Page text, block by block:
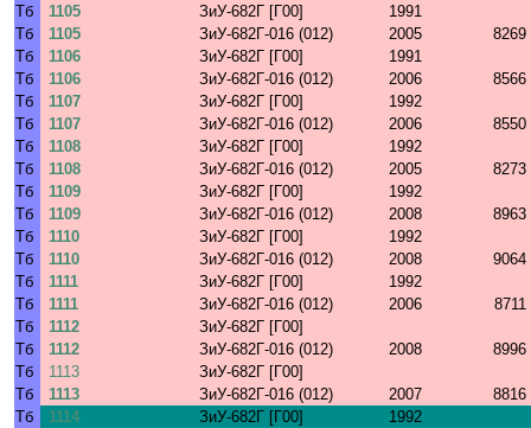
Тб
1105 ЗиУ-682Г [Г00]
1991
Тб
1105 ЗиУ-682Г-016 (012) 2005
8269
Тб
1106 ЗиУ-682Г [Г00]
1991
Тб
1106 ЗиУ-682Г-016 (012) 2006
8566
Тб
1107 ЗиУ-682Г [Г00]
1992
Тб
1107 ЗиУ-682Г-016 (012) 2006
8550
Тб
1108 ЗиУ-682Г [Г00]
1992
Тб
1108 ЗиУ-682Г-016 (012) 2005
8273
Тб
1109 ЗиУ-682Г [Г00]
1992
Тб
1109 ЗиУ-682Г-016 (012) 2008
8963
Тб
1110 ЗиУ-682Г [Г00]
1992
Тб
1110 ЗиУ-682Г-016 (012) 2008
9064
Тб
1111 ЗиУ-682Г [Г00]
1992
Тб
1111 ЗиУ-682Г-016 (012) 2006
8711
Тб
1112
ЗиУ-682Г [Г00]
Тб
1112 ЗиУ-682Г-016 (012) 2008
8996
Тб
1113
ЗиУ-682Г [Г00]
Тб
1113 ЗиУ-682Г-016 (012) 2007
8816
Тб
1114 ЗиУ-682Г [Г00]
1992